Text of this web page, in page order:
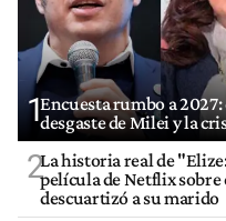
1Encuesta rumbo a
desgaste de Milei y la
2La historia real de
película de Netflix sobre
descuartizó a su marido